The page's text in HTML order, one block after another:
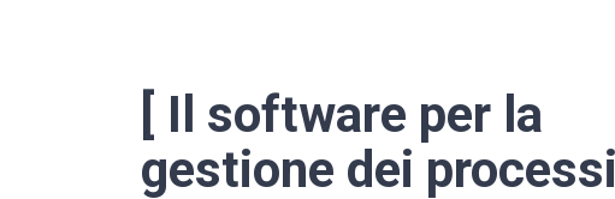
[ Il software per la
gestione dei processi